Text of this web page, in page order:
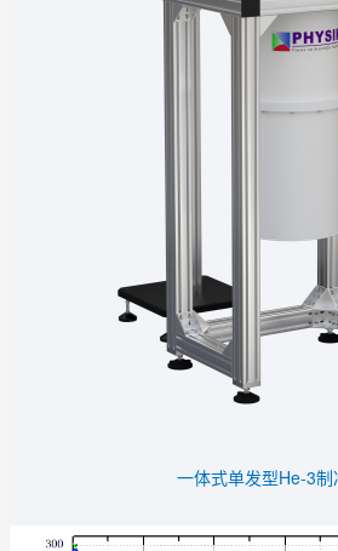
一体式单发型He-3制